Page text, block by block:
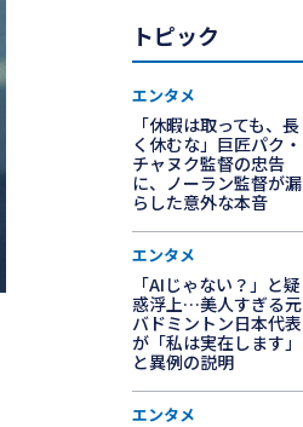
トピック
エンタメ
「休暇は取っても、長
く休むな」巨匠パク・
チャヌク監督の忠告
に、ノーラン監督が漏
らした意外な本音
エンタメ
「AIじゃない？」と疑
惑浮上…美人すぎる元
バドミントン日本代表
が「私は実在します」
と異例の説明
エンタメ